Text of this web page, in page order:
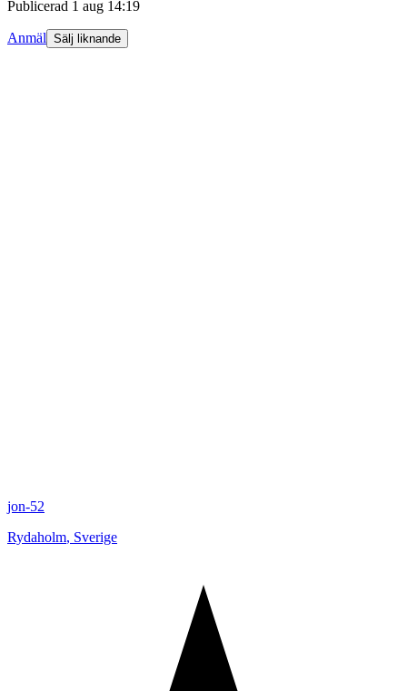
Publicerad 1 aug 14:19
Anmäl Sälj liknande
jon-52
Rydaholm, Sverige